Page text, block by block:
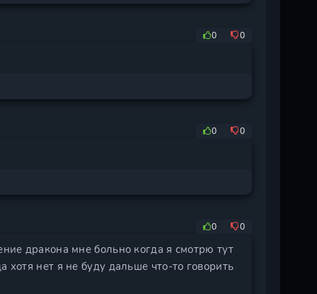
0 0
0 0
0 0
дракона мне больно когда я смотрю тут
хотя нет я не буду дальше что-то говорить